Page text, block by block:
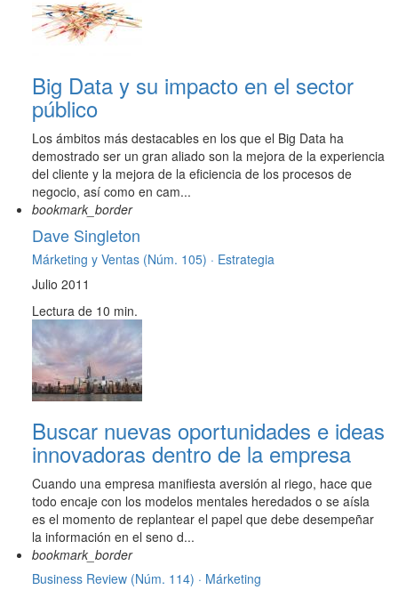
Big Data y su impacto en el sector
público
Los ámbitos más destacables en los que el Big Data ha
demostrado ser un gran aliado son la mejora de la experiencia
del cliente y la mejora de la eficiencia de los procesos de
negocio, así como en cam...
bookmark_border
Dave Singleton
Márketing y Ventas (Núm. 105) · Estrategia
Julio 2011
Lectura de 10 min.
Buscar nuevas oportunidades e ideas
innovadoras dentro de la empresa
Cuando una empresa manifiesta aversión al riego, hace que
todo encaje con los modelos mentales heredados o se aísla
es el momento de replantear el papel que debe desempeñar
la información en el seno d...
bookmark_border
Business Review (Núm. 114) · Márketing